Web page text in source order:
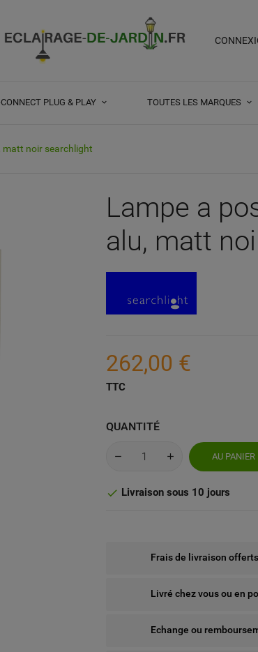
PLUG & PLAY TOUTES LES MARQUES
matt noir searchlight
Lampe a
alu, matt
262,00 €
TTC
QUANTITÉ
AU PANIER
 Livraison sous 10 jours
Frais de livraison
Livré chez vous ou en
Echange ou